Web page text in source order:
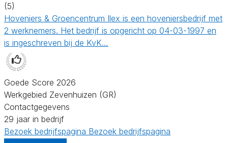
(5)
Hoveniers & Groencentrum Ilex is een hoveniersbedrijf met
2 werknemers. Het bedrijf is opgericht op 04-03-1997 en
is ingeschreven bij de KvK…
Goede Score 2026
Werkgebied Zevenhuizen (GR)
Contactgegevens
29 jaar in bedrijf
Bezoek bedrijfspagina Bezoek bedrijfspagina